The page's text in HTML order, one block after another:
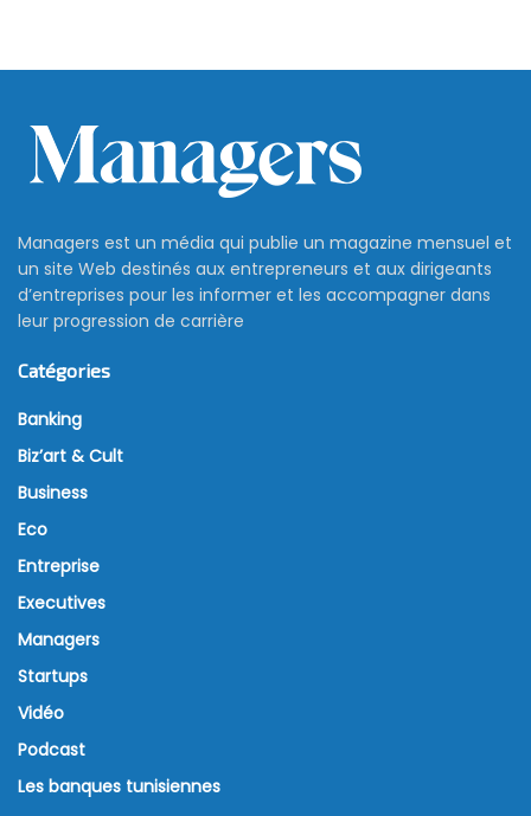
Enfin un KFC en Tunisie, surtout
pour les fans !
La célèbre enseigne internationale de restauration
de restauration Yum ! Brand, inaugure officiellement,
aujourd’hui, mercredi 10 janvier 2018, son premier
restaurant en Tunisie aux Berges du Lac 1.
KFC a présenté sa panoplie de produits « haut de
gamme», à base de poulet, et ce, en présence d’un
aréopage de journalistes papier et de la Toile.